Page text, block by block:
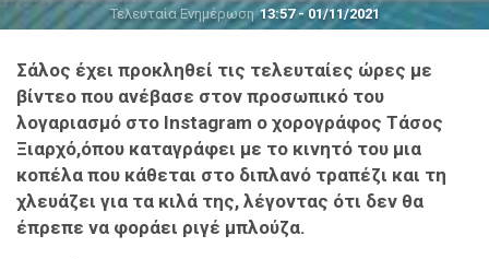
Τελευταία Ενημέρωση13:57 - 01/11/2021
Σάλος έχει προκληθεί τις τελευταίες ώρες με
βίντεο που ανέβασε στον προσωπικό του
λογαριασμό στο Instagram ο χορογράφος Τάσος
Ξιαρχό,όπου καταγράφει με το κινητό του μια
κοπέλα που κάθεται στο διπλανό τραπέζι και τη
χλευάζει για τα κιλά της, λέγοντας ότι δεν θα
έπρεπε να φοράει ριγέ μπλούζα.